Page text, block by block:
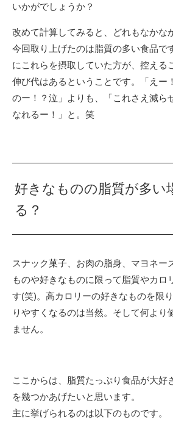
いかがでしょうか？
改めて計算してみると、どれもなかな
今回取り上げたのは脂質の多い食品で
にこれらを摂取していた方が、控える
伸び代はあるということです。「えー
のー！？泣」よりも、「これさえ減ら
なれるー！」と。笑
好きなものの脂質が多い
る？
スナック菓子、お肉の脂身、マヨネー
ものや好きなものに限って脂質やカロ
す(笑)。高カロリーの好きなものを限
りやすくなるのは当然。そして何より
ません。
ここからは、脂質たっぷり食品が大好
を幾つかあげたいと思います。
主に挙げられるのは以下のものです。